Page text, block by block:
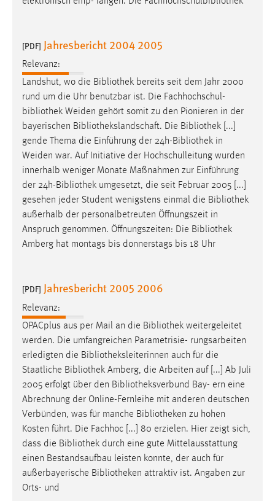
[PDF] Jahresbericht 2004 2005
Relevanz:
Landshut, wo die Bibliothek bereits seit dem Jahr 2000
rund um die Uhr benutzbar ist. Die Fachhochschul-
bibliothek Weiden gehört somit zu den Pionieren in der
bayerischen Bibliothekslandschaft. Die Bibliothek [...]
gende Thema die Einführung der 24h-Bibliothek in
Weiden war. Auf Initiative der Hochschulleitung wurden
innerhalb weniger Monate Maßnahmen zur Einführung
der 24h-Bibliothek umgesetzt, die seit Februar 2005 [...]
gesehen jeder Student wenigstens einmal die Bibliothek
außerhalb der personalbetreuten Öffnungszeit in
Anspruch genommen. Öffnungszeiten: Die Bibliothek
Amberg hat montags bis donnerstags bis 18 Uhr
[PDF] Jahresbericht 2005 2006
Relevanz:
OPACplus aus per Mail an die Bibliothek weitergeleitet
werden. Die umfangreichen Parametrisie- rungsarbeiten
erledigten die Bibliotheksleiterinnen auch für die
Staatliche Bibliothek Amberg, die Arbeiten auf [...] Ab Juli
2005 erfolgt über den Bibliotheksverbund Bay- ern eine
Abrechnung der Online-Fernleihe mit anderen deutschen
Verbünden, was für manche Bibliotheken zu hohen
Kosten führt. Die Fachhoc [...] 80 erzielen. Hier zeigt sich,
dass die Bibliothek durch eine gute Mittelausstattung
einen Bestandsaufbau leisten konnte, der auch für
außerbayerische Bibliotheken attraktiv ist. Angaben zur
Orts- und